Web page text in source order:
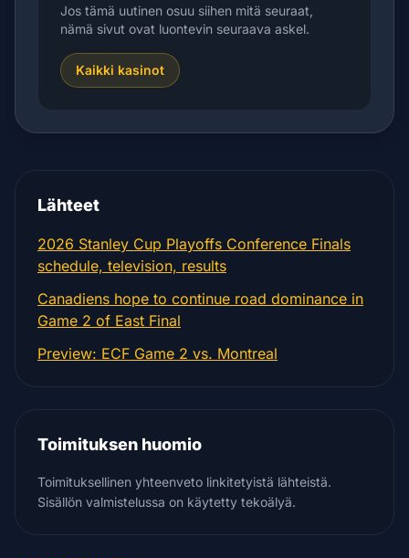
Jos tämä uutinen osuu siihen mitä seuraat,
nämä sivut ovat luontevin seuraava askel.
Kaikki kasinot
Lähteet
2026 Stanley Cup Playoffs Conference Finals
schedule, television, results
Canadiens hope to continue road dominance in
Game 2 of East Final
Preview: ECF Game 2 vs. Montreal
Toimituksen huomio
Toimituksellinen yhteenveto linkitetyistä lähteistä.
Sisällön valmistelussa on käytetty tekoälyä.